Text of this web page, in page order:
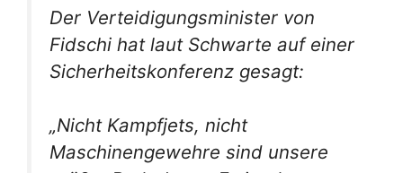
Der Verteidigungsminister von
Fidschi hat laut Schwarte auf einer
Sicherheitskonferenz gesagt:
„Nicht Kampfjets, nicht
Maschinengewehre sind unsere